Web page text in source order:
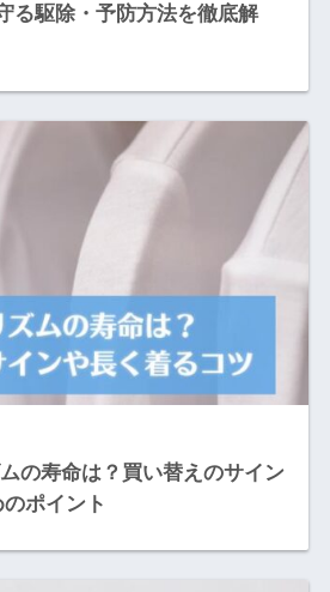
る駆除・予防方法を徹底解
の寿命は？買い替えのサイン
ポイント